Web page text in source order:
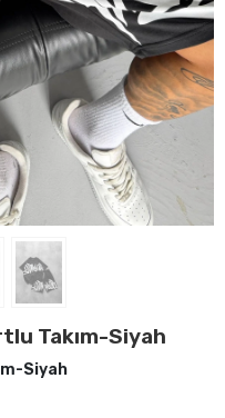
Takım-Siyah
Siyah